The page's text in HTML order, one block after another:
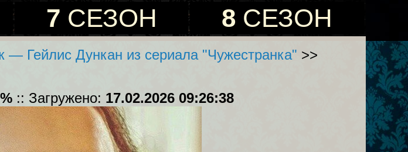
7 СЕЗОН 8 СЕЗОН
— Гейлис Дункан из сериала "Чужестранка" >>
:: Загружено: 17.02.2026 09:26:38